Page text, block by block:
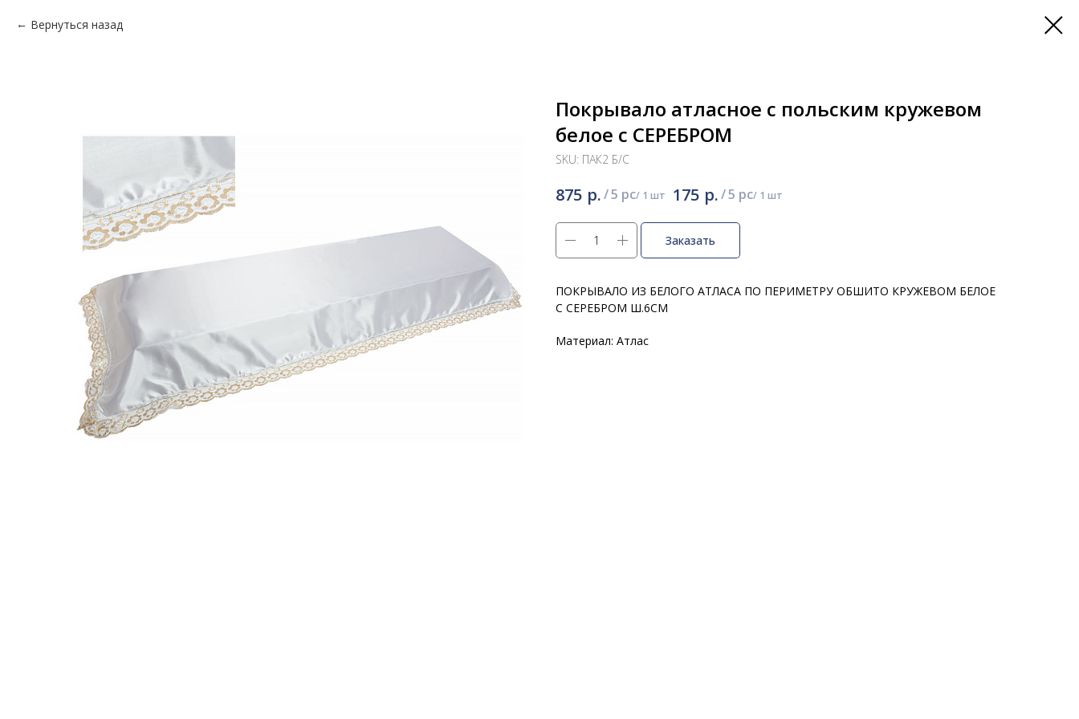
Вернуться назад
Покрывало атласное с польским кружевом
белое с СЕРЕБРОМ
SKU: ПАК2 Б/С
875 р./5 pc 175 р./5 pc
Заказать
ПОКРЫВАЛО ИЗ БЕЛОГО АТЛАСА ПО ПЕРИМЕТРУ ОБШИТО КРУЖЕВОМ БЕЛОЕ
С СЕРЕБРОМ Ш.6СМ
Материал: Атлас